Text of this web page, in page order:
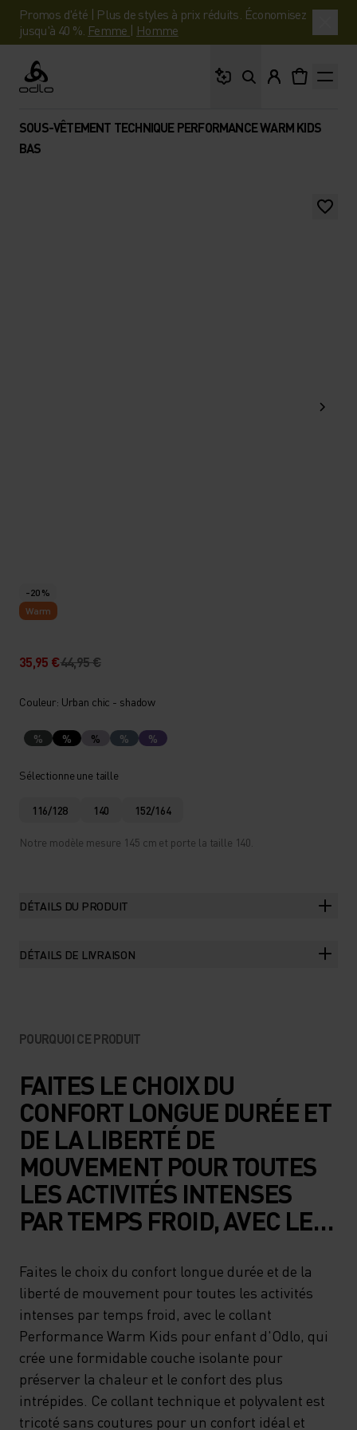
Promos d'été | Plus de styles à prix réduits. Économisez
jusqu'à 40 %. Femme | Homme
Odlo
SOUS-VÊTEMENT TECHNIQUE PERFORMANCE WARM KIDS
BAS
-20 %
Warm
35,95 €44,95 €
Couleur: Urban chic - shadow
% % % % %
Sélectionne une taille
116/128 140 152/164
Notre modèle mesure 145 cm et porte la taille 140.
DÉTAILS DU PRODUIT
DÉTAILS DE LIVRAISON
POURQUOI CE PRODUIT
FAITES LE CHOIX DU
CONFORT LONGUE DURÉE ET
DE LA LIBERTÉ DE
MOUVEMENT POUR TOUTES
LES ACTIVITÉS INTENSES
PAR TEMPS FROID, AVEC LE
WARM KIDS POUR ENFANT
D'ODLO, QUI CRÉE UNE
FORMIDABLE COUCHE
ISOLANTE POUR PRÉSERVER
LA CHALEUR ET LE CONFORT
DES PLUS INTRÉPIDES. CE
Faites le choix du confort longue durée et de la
liberté de mouvement pour toutes les activités
intenses par temps froid, avec le collant
Performance Warm Kids pour enfant d'Odlo, qui
crée une formidable couche isolante pour
préserver la chaleur et le confort des plus
intrépides. Ce collant technique et polyvalent est
tricoté sans coutures pour un confort idéal et